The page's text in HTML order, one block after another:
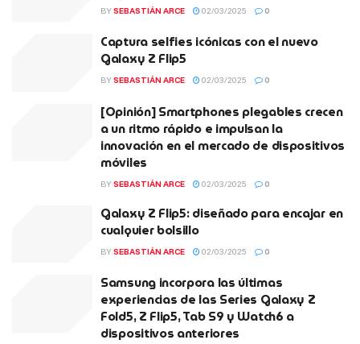
BY SEBASTIÁN ARCE 02/03/2025 0
Captura selfies icónicas con el nuevo
Galaxy Z Flip5
BY SEBASTIÁN ARCE 02/03/2025 0
[Opinión] Smartphones plegables crecen
a un ritmo rápido e impulsan la
innovación en el mercado de dispositivos
móviles
BY SEBASTIÁN ARCE 02/03/2025 0
Galaxy Z Flip5: diseñado para encajar en
cualquier bolsillo
BY SEBASTIÁN ARCE 02/03/2025 0
Samsung incorpora las últimas
experiencias de las Series Galaxy Z
Fold5, Z Flip5, Tab S9 y Watch6 a
dispositivos anteriores